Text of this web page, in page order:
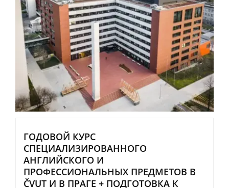
ГОДОВОЙ КУРС
СПЕЦИАЛИЗИРОВАННОГО
АНГЛИЙСКОГО И
ПРОФЕССИОНАЛЬНЫХ ПРЕДМЕТОВ В
ČVUT И В ПРАГЕ + ПОДГОТОВКА К